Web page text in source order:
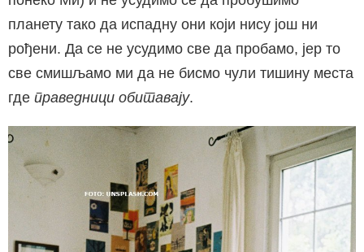
планету тако да испадну они који нису још ни
рођени. Да се не усудимо све да пробамо, јер то
све смишљамо ми да не бисмо чули тишину места
где праведници обитавају.